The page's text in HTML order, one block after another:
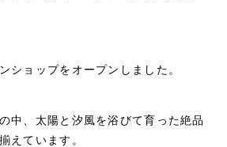
ショップをオープンしました。
中、太陽と汐風を浴びて育った絶品
えています。